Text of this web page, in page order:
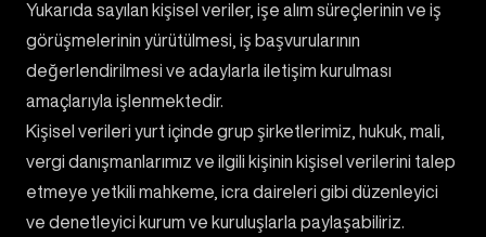
Yukarıda sayılan kişisel veriler, işe alım süreçlerinin ve iş
görüşmelerinin yürütülmesi, iş başvurularının
değerlendirilmesi ve adaylarla iletişim kurulması
amaçlarıyla işlenmektedir.
Kişisel verileri yurt içinde grup şirketlerimiz, hukuk, mali,
vergi danışmanlarımız ve ilgili kişinin kişisel verilerini talep
etmeye yetkili mahkeme, icra daireleri gibi düzenleyici
ve denetleyici kurum ve kuruluşlarla paylaşabiliriz.